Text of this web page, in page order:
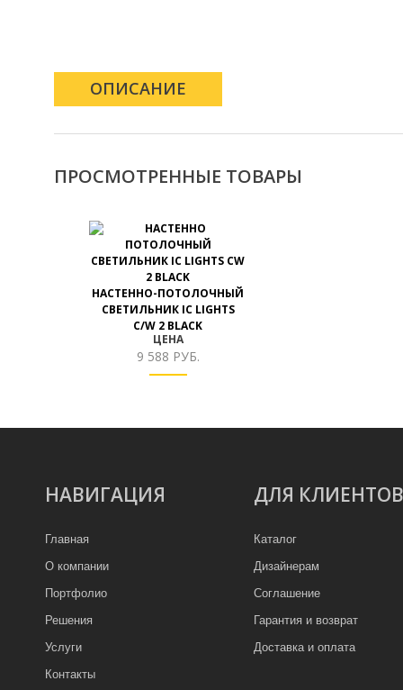
ОПИСАНИЕ
ПРОСМОТРЕННЫЕ ТОВАРЫ
НАСТЕННО-ПОТОЛОЧНЫЙ
СВЕТИЛЬНИК IC LIGHTS
C/W 2 BLACK
ЦЕНА
9 588 РУБ.
НАВИГАЦИЯ
Главная
О компании
Портфолио
Решения
Услуги
Контакты
ДЛЯ КЛИЕНТОВ
Каталог
Дизайнерам
Соглашение
Гарантия и возврат
Доставка и оплата